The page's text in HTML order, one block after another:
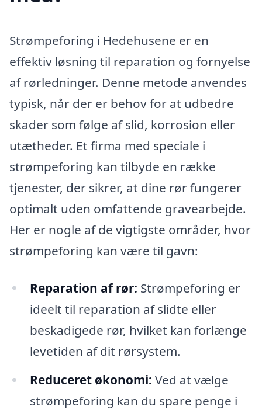
Strømpeforing i Hedehusene er en
effektiv løsning til reparation og fornyelse
af rørledninger. Denne metode anvendes
typisk, når der er behov for at udbedre
skader som følge af slid, korrosion eller
utætheder. Et firma med speciale i
strømpeforing kan tilbyde en række
tjenester, der sikrer, at dine rør fungerer
optimalt uden omfattende gravearbejde.
Her er nogle af de vigtigste områder, hvor
strømpeforing kan være til gavn:
Reparation af rør: Strømpeforing er
ideelt til reparation af slidte eller
beskadigede rør, hvilket kan forlænge
levetiden af dit rørsystem.
Reduceret økonomi: Ved at vælge
strømpeforing kan du spare penge i